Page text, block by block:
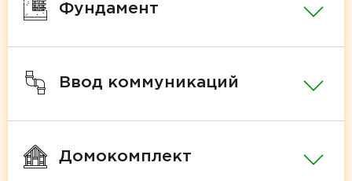
Фундамент
Ввод коммуникаций
Домокомплект